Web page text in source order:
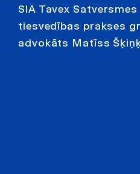
SIA Tavex
tiesvedības prakses
advokāts Matīss